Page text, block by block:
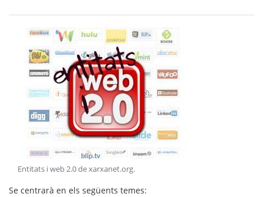
Entitats i web 2.0 de xarxanet.org.
Se centrarà en els següents temes: